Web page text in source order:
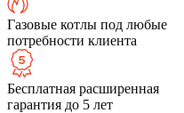
Газовые котлы под любые
потребности клиента
Бесплатная расширенная
гарантия до 5 лет